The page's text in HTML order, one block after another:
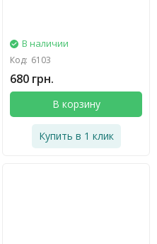
В наличии
Код: 6103
680 грн.
В корзину
Купить в 1 клик